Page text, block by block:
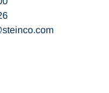
steinco com